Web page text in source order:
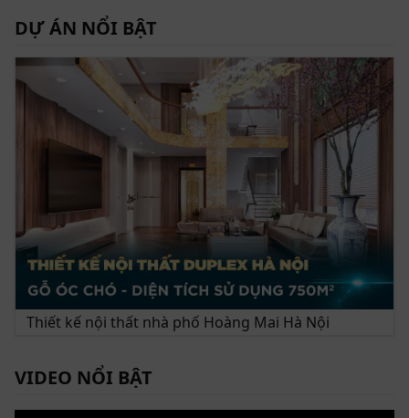
Phối cảnh 3D không gian khách bếp dự án thiết kế nội thất chung
cư Trần Duy Hưng
Thông tin tổng quan dự án thiết kế nội thất chung
cư Trần Duy Hưng
Chủ đầu tư: Anh Tốn
Vị trí: Trung Yên, Cầu Giấy, Hà Nội
Hạng mục: Full nội thất
DỰ ÁN NỔI BẬT
Thiết kế nội thất nhà phố Hoàng Mai Hà Nội
VIDEO NỔI BẬT